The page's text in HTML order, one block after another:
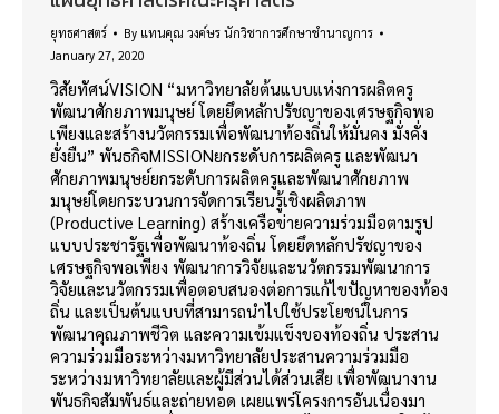
ยุทธศาสตร์ By แทนคุณ วงค์ษร นักวิชาการศึกษาชำนาญการ
January 27, 2020
วิสัยทัศน์VISION “มหาวิทยาลัยต้นแบบแห่งการผลิตครู
พัฒนาศักยภาพมนุษย์ โดยยึดหลักปรัชญาของเศรษฐกิจพอ
เพียงและสร้างนวัตกรรมเพื่อพัฒนาท้องถิ่นให้มั่นคง มั่งคั่ง
ยั่งยืน” พันธกิจMISSIONยกระดับการผลิตครู และพัฒนา
ศักยภาพมนุษย์ยกระดับการผลิตครูและพัฒนาศักยภาพ
มนุษย์โดยกระบวนการจัดการเรียนรู้เชิงผลิตภาพ
(Productive Learning) สร้างเครือข่ายความร่วมมือตามรูป
แบบประชารัฐเพื่อพัฒนาท้องถิ่น โดยยึดหลักปรัชญาของ
เศรษฐกิจพอเพียง พัฒนาการวิจัยและนวัตกรรมพัฒนาการ
วิจัยและนวัตกรรมเพื่อตอบสนองต่อการแก้ไขปัญหาของท้อง
ถิ่น และเป็นต้นแบบที่สามารถนำไปใช้ประโยชน์ในการ
พัฒนาคุณภาพชีวิต และความเข้มแข็งของท้องถิ่น ประสาน
ความร่วมมือระหว่างมหาวิทยาลัยประสานความร่วมมือ
ระหว่างมหาวิทยาลัยและผู้มีส่วนได้ส่วนเสีย เพื่อพัฒนางาน
พันธกิจสัมพันธ์และถ่ายทอด เผยแพร่โครงการอันเนื่องมา